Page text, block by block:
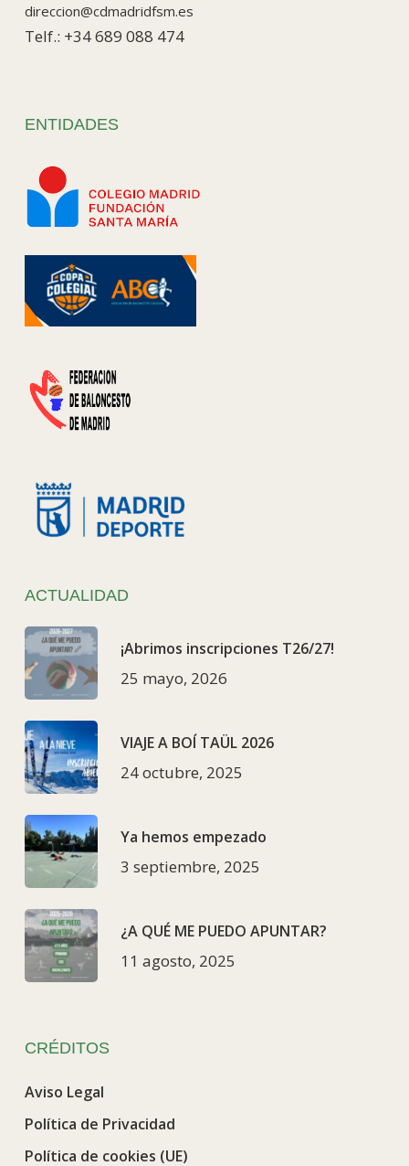
direccion@cdmadridfsm.es
Telf.: +34 689 088 474
ENTIDADES
ACTUALIDAD
¡Abrimos inscripciones T26/27!
25 mayo, 2026
VIAJE A BOÍ TAÜL 2026
24 octubre, 2025
Ya hemos empezado
3 septiembre, 2025
¿A QUÉ ME PUEDO APUNTAR?
11 agosto, 2025
CRÉDITOS
Aviso Legal
Política de Privacidad
Política de cookies (UE)